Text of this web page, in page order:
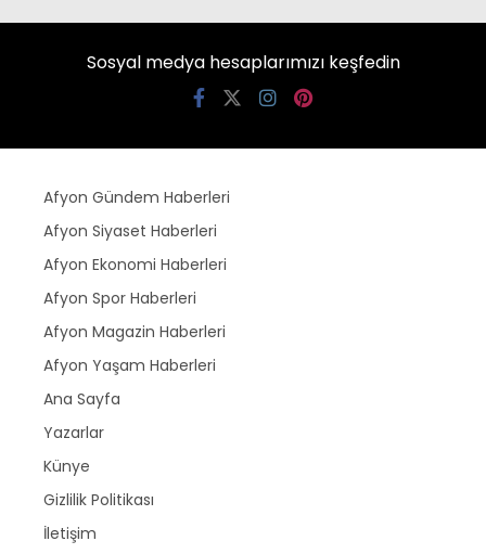
Sosyal medya hesaplarımızı keşfedin
Afyon Gündem Haberleri
Afyon Siyaset Haberleri
Afyon Ekonomi Haberleri
Afyon Spor Haberleri
Afyon Magazin Haberleri
Afyon Yaşam Haberleri
Ana Sayfa
Yazarlar
Künye
Gizlilik Politikası
İletişim